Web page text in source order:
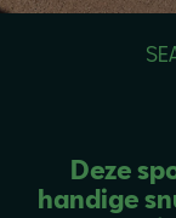
Deze
handige